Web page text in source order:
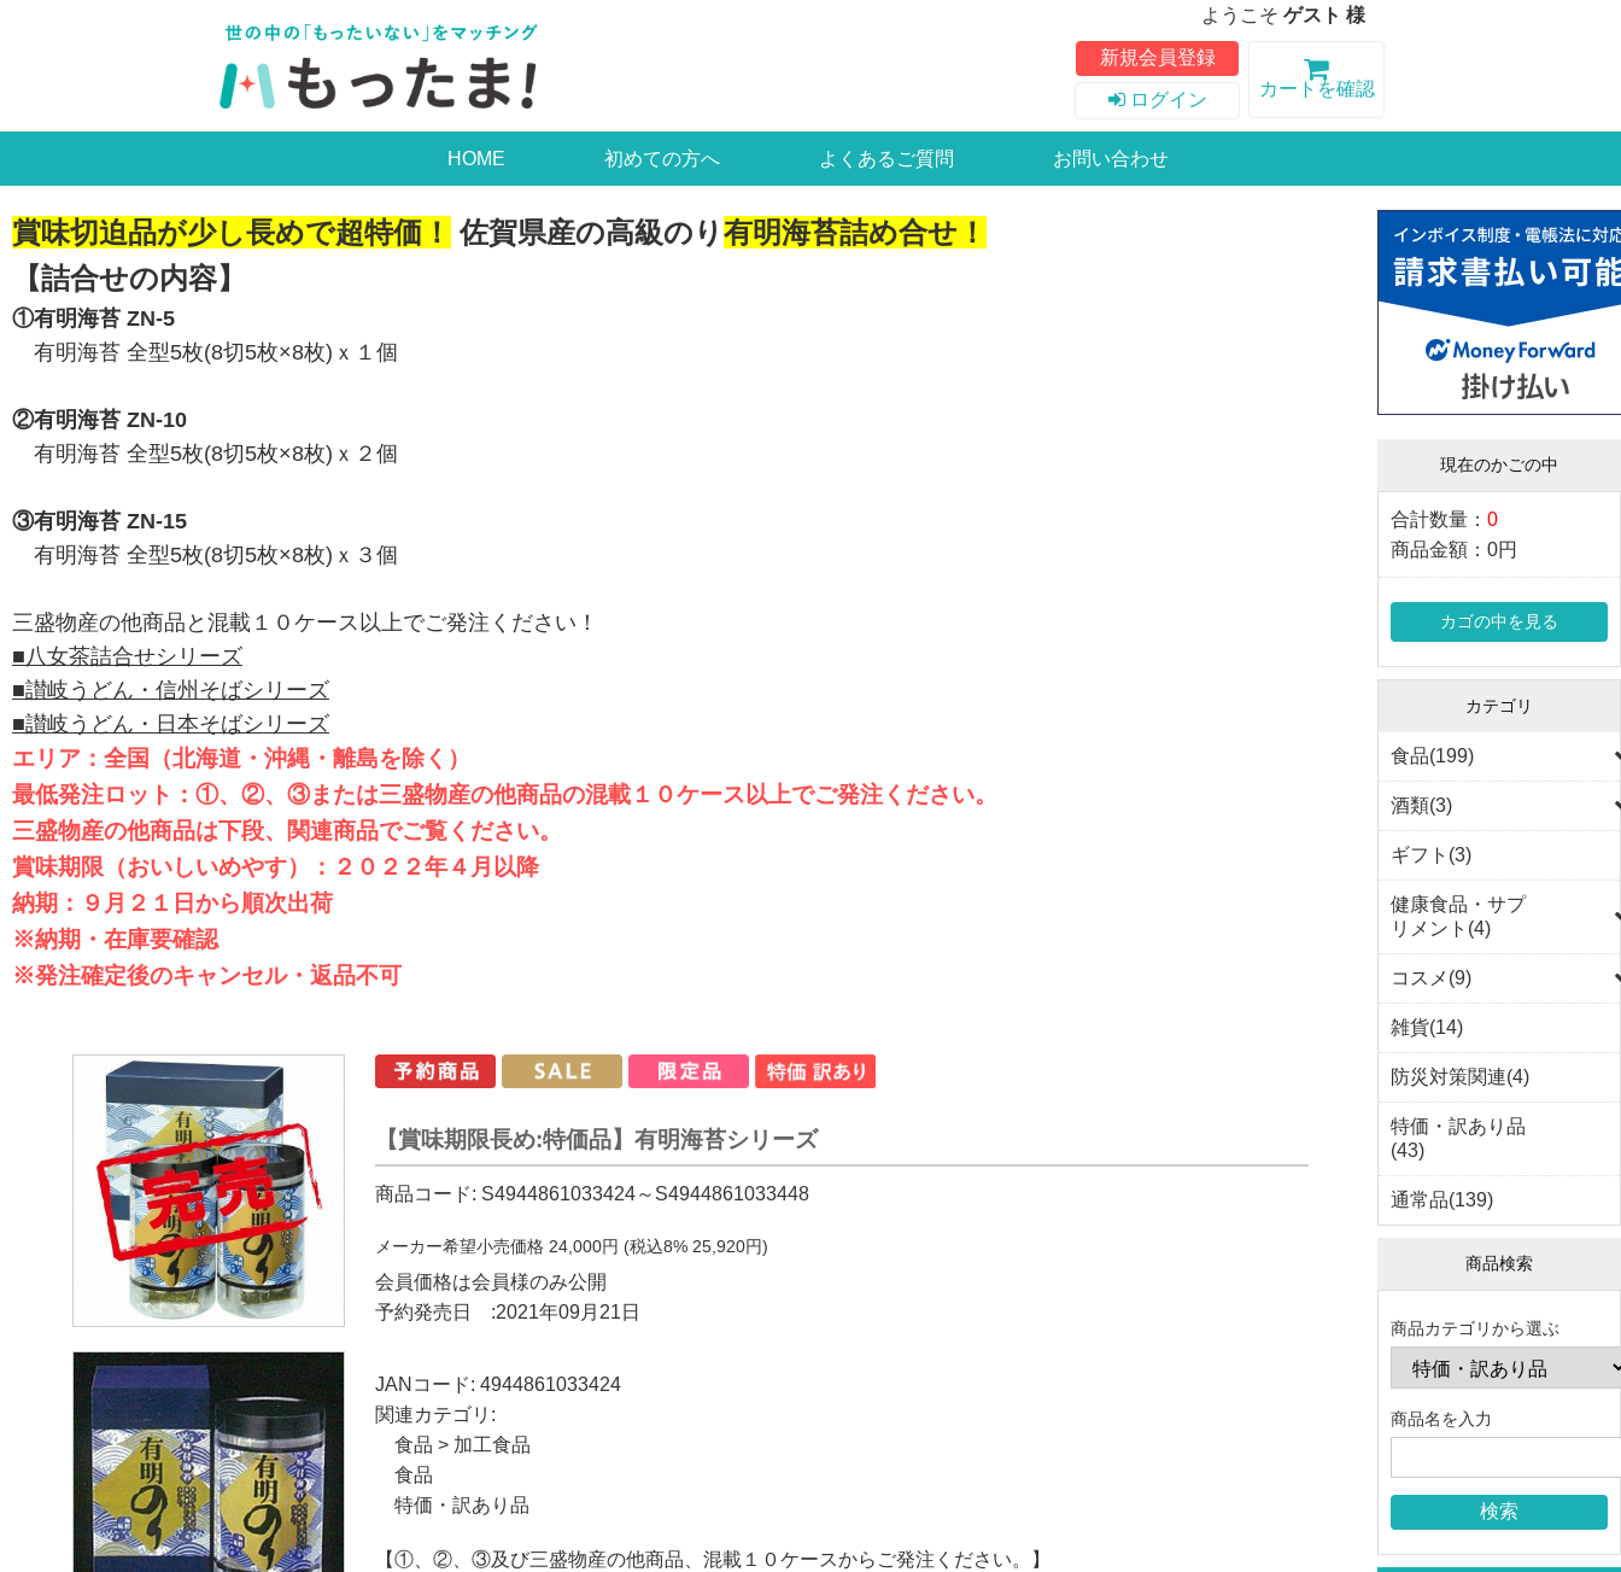
ようこそ ゲスト 様
新規会員登録
ログイン
カートを確認
HOME 初めての方へ よくあるご質問 お問い合わせ
賞味切迫品が少し長めで超特価！ 佐賀県産の高級のり 有明海苔詰め合せ！
【詰合せの内容】
①有明海苔 ZN-5
有明海苔 全型5枚(8切5枚×8枚)ｘ１個
②有明海苔 ZN-10
有明海苔 全型5枚(8切5枚×8枚)ｘ２個
③有明海苔 ZN-15
有明海苔 全型5枚(8切5枚×8枚)ｘ３個
三盛物産の他商品と混載１０ケース以上でご発注ください！
■八女茶詰合せシリーズ
■讃岐うどん・信州そばシリーズ
■讃岐うどん・日本そばシリーズ
エリア：全国（北海道・沖縄・離島を除く）
最低発注ロット：①、②、③または三盛物産の他商品の混載１０ケース以上でご発注ください。
三盛物産の他商品は下段、関連商品でご覧ください。
賞味期限（おいしいめやす）：２０２２年４月以降
納期：９月２１日から順次出荷
※納期・在庫要確認
※発注確定後のキャンセル・返品不可
【賞味期限長め:特価品】有明海苔シリーズ
商品コード: S4944861033424～S4944861033448
メーカー希望小売価格 24,000円 (税込8%25,920円)
会員価格は会員様のみ公開
予約発売日 :2021年09月21日
JANコード: 4944861033424
関連カテゴリ:
食品 > 加工食品
食品
特価・訳あり品
【①、②、③及び三盛物産の他商品、混載１０ケースからご発注ください。】
現在のかごの中
合計数量：0
商品金額：0円
カゴの中を見る
カテゴリ
食品(199)
酒類(3)
ギフト(3)
健康食品・サプ
リメント(4)
コスメ(9)
雑貨(14)
防災対策関連(4)
特価・訳あり品
(43)
通常品(139)
商品検索
商品カテゴリから選ぶ
商品名を入力